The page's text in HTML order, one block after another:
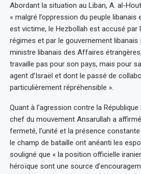
Abordant la situation au Liban, A. al-
« malgré l’oppression du peuple libanais
est victime, le Hezbollah est accusé par
régimes et par le gouvernement libanais
ministre libanais des Affaires
travaille pas pour son pays, mais pour
agent d’Israël et dont le passé de
particulièrement répréhensible ».
Quant à l’agression contre la République
chef du mouvement Ansarullah a
fermeté, l’unité et la présence
le champ de bataille ont anéanti les
souligné que « la position officielle
héroïque sont une source